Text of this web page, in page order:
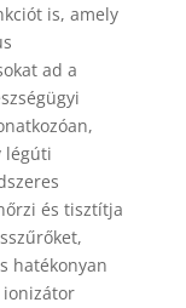
is, amely
ad a
légúti
és tisztítja
hatékonyan
ionizátor